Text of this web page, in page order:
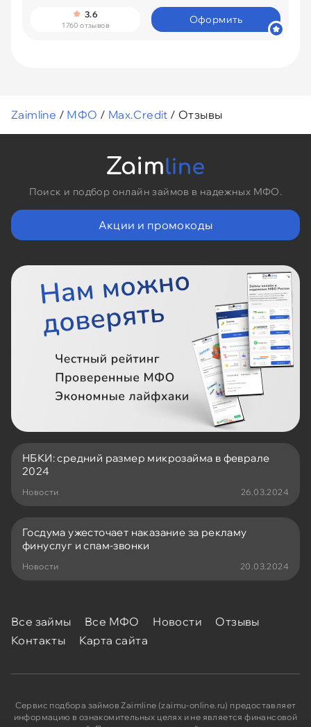
3.6
1760 отзывов Оформить
Zaimline / МФО / Max.Credit / Отзывы
Поиск и подбор онлайн займов в надежных МФО.
Акции и промокоды
НБКИ: средний размер микрозайма в феврале
2024
Новости 26.03.2024
Госдума ужесточает наказание за рекламу
финуслуг и спам-звонки
Новости 20.03.2024
Все займы Все МФО Новости
Отзывы
Контакты
Карта сайта
Сервис подбора займов Zaimline (zaimu-online.ru) предоставляет
информацию в ознакомительных целях и не является финансовой